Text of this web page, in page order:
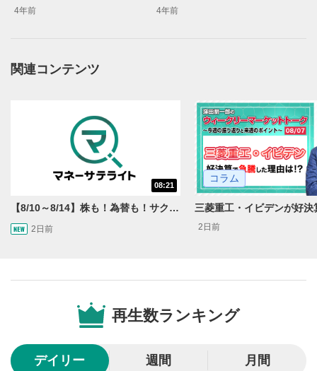
動画再生エリアにマウスを乗せると表示されます。
動画を再生または一時停止します。
10秒戻し/10秒送り
10秒、動画を巻き戻し/早送りします。
再生位置を示しています。再生したい位置をクリック
するとその位置から動画が再生されます。
スライダーを上下すると音量が調整できます。
全画面表示
動画が全画面で表示されます。再度クリックすると元
4年前 4年前
関連コンテンツ
08:21
【8/10～8/14】株も！為替も！サクッと！来週のマーケット見通し＜Next View＞
2日前
コラム
2日前
再生数ランキング
デイリー 週間 月間